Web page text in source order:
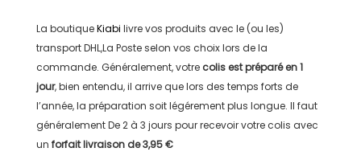
La boutiqueKiabi livre vos produits avec le (ou les)
transportDHL,La Posteselon vos choix lors de la
commande. Généralement, votre colis est préparé en1
jour, bien entendu, il arrive que lors des temps forts de
l’année, la préparation soit légérement plus longue. Il faut
généralementDe 2 à 3 jours pour recevoir votre colis avec
un forfait livraison de3,95 €